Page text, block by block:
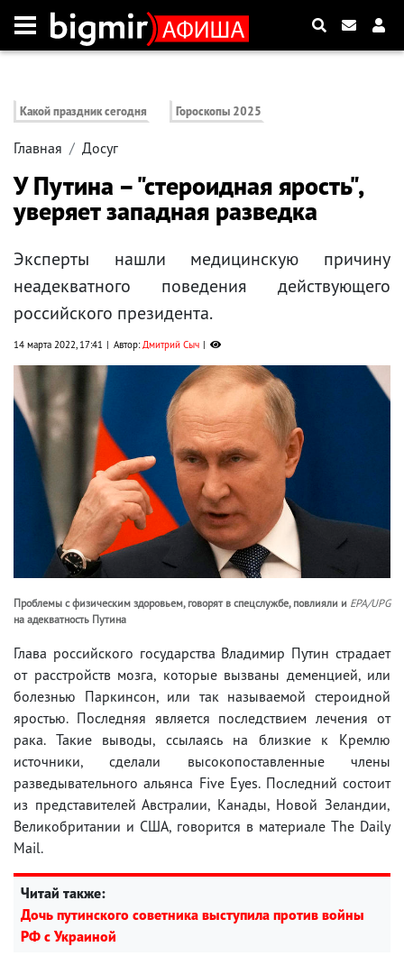
Какой праздник сегодня Гороскопы 2025
Главная Досуг
У Путина – "стероидная ярость",
уверяет западная разведка
Эксперты нашли медицинскую причину
неадекватного поведения действующего
российского президента.
14 марта 2022, 17:41 Автор:Дмитрий Сыч
Проблемы с физическим здоровьем, говорят в спецслужбе, повлияли и
на адекватность Путина
EPA/UPG
Глава российского государства Владимир Путин страдает
от расстройств мозга, которые вызваны деменцией, или
болезнью Паркинсон, или так называемой стероидной
яростью. Последняя является последствием лечения от
рака. Такие выводы, ссылаясь на близкие к Кремлю
источники, сделали высокопоставленные члены
разведывательного альянса Five Eyes. Последний состоит
из представителей Австралии, Канады, Новой Зеландии,
Великобритании и США, говорится в материале The Daily
Mail.
Читай также:
Дочь путинского советника выступила против войны
РФ с Украиной